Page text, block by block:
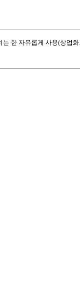
한 자유롭게 사용(상업